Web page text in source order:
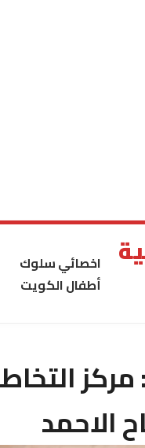
اخصائي سلوك
أطفال الكويت
مركز
الاحمد